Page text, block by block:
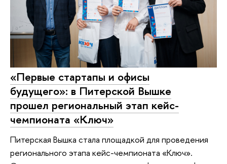
«Первые стартапы и офисы
будущего»: в Питерской Вышке
прошел региональный этап кейс-
чемпионата «Ключ»
Питерская Вышка стала площадкой для проведения
регионального этапа кейс-чемпионата «Ключ».